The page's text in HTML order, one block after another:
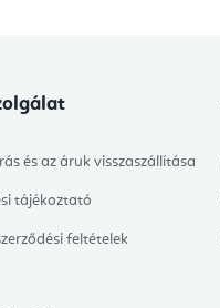
és az áruk visszaszállítása
tájékoztató
feltételek